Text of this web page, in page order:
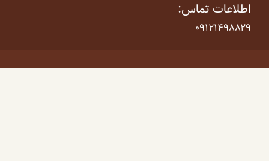
اطلاعات تماس:
۰۹۱۲۱۴۹۸۸۲۹